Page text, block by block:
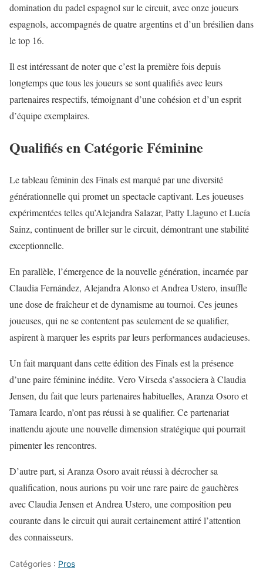
domination du padel espagnol sur le circuit, avec onze joueurs
espagnols, accompagnés de quatre argentins et d’un brésilien dans
le top 16.
Il est intéressant de noter que c’est la première fois depuis
longtemps que tous les joueurs se sont qualifiés avec leurs
partenaires respectifs, témoignant d’une cohésion et d’un esprit
d’équipe exemplaires.
Qualifiés en Catégorie Féminine
Le tableau féminin des Finals est marqué par une diversité
générationnelle qui promet un spectacle captivant. Les joueuses
expérimentées telles qu’Alejandra Salazar, Patty Llaguno et Lucía
Sainz, continuent de briller sur le circuit, démontrant une stabilité
exceptionnelle.
En parallèle, l’émergence de la nouvelle génération, incarnée par
Claudia Fernández, Alejandra Alonso et Andrea Ustero, insuffle
une dose de fraîcheur et de dynamisme au tournoi. Ces jeunes
joueuses, qui ne se contentent pas seulement de se qualifier,
aspirent à marquer les esprits par leurs performances audacieuses.
Un fait marquant dans cette édition des Finals est la présence
d’une paire féminine inédite. Vero Virseda s’associera à Claudia
Jensen, du fait que leurs partenaires habituelles, Aranza Osoro et
Tamara Icardo, n’ont pas réussi à se qualifier. Ce partenariat
inattendu ajoute une nouvelle dimension stratégique qui pourrait
pimenter les rencontres.
D’autre part, si Aranza Osoro avait réussi à décrocher sa
qualification, nous aurions pu voir une rare paire de gauchères
avec Claudia Jensen et Andrea Ustero, une composition peu
courante dans le circuit qui aurait certainement attiré l’attention
des connaisseurs.
Catégories : Pros